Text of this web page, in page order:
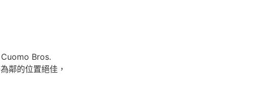
Bros.
鄰的位置絕佳，